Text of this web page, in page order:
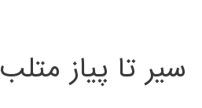
سیر تا پیاز متلب MATLAB